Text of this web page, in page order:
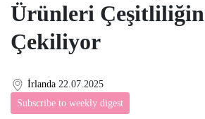
Ürünleri
Çekiliyor
İrlanda 22.07.2025
Subscribe to weekly digest